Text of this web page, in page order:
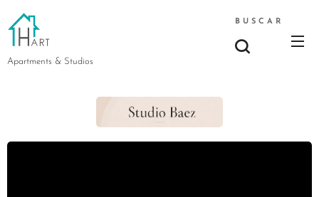
Apartments & Studios
BUSCAR